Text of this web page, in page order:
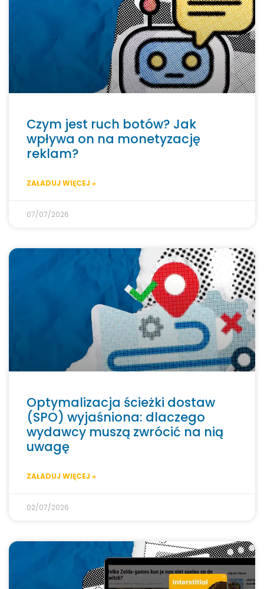
Czym jest ruch botów? Jak
wpływa on na monetyzację
reklam?
ZAŁADUJ WIĘCEJ »
07/07/2026
Optymalizacja ścieżki dostaw
(SPO) wyjaśniona: dlaczego
wydawcy muszą zwrócić na nią
uwagę
ZAŁADUJ WIĘCEJ »
02/07/2026